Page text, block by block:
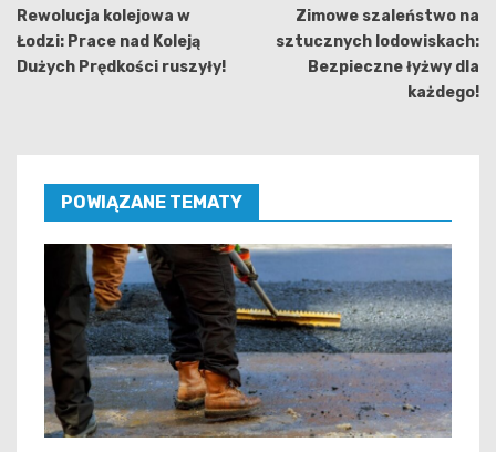
wpisu
Rewolucja kolejowa w
Łodzi: Prace nad Koleją
Dużych Prędkości ruszyły!
Zimowe szaleństwo na
sztucznych lodowiskach:
Bezpieczne łyżwy dla
każdego!
POWIĄZANE TEMATY